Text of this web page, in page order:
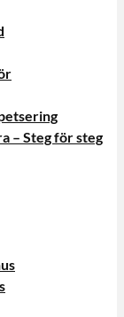
– Steg för steg